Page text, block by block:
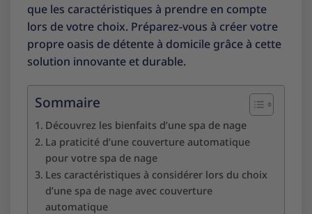
que les caractéristiques à prendre en compte
lors de votre choix. Préparez-vous à créer votre
propre oasis de détente à domicile grâce à cette
solution innovante et durable.
Sommaire
Découvrez les bienfaits d’une spa de nage
La praticité d’une couverture automatique
pour votre spa de nage
Les caractéristiques à considérer lors du choix
d’une spa de nage avec couverture
automatique